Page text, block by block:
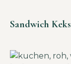
Sandwich